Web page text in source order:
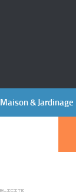
Maison & Jardinage